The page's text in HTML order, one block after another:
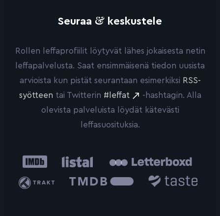
Seuraa & keskustele
Rollen leffaprofiilit löytyvät lähes jokaisesta netin
leffapalvelusta. Saat ensimmäisenä tiedon uusista
arvioista kun pistät seurantaan esimerkiksi RSS-
syötteen tai Twitterin #leffat
-hashtagin. Alla
olevista palveluista löydät kätevästi
leffasuosituksia.
IMDb Listal
Trakt